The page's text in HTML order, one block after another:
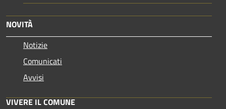
NOVITÀ
Notizie
Comunicati
Avvisi
VIVERE IL COMUNE